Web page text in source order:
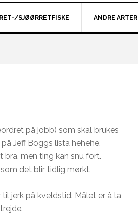
SJØØRRETFISKE ANDRE ARTER
på jobb) som skal brukes
Jeff Boggs lista hehehe.
men ting kan snu fort.
det blir tidlig mørkt.
jerk på kveldstid. Målet er å ta